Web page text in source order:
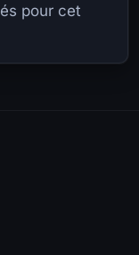
pour cet